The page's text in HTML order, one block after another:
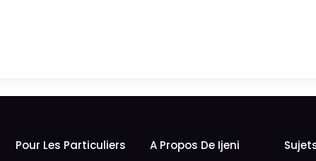
Pour Les Particuliers
A Propos De Ijeni